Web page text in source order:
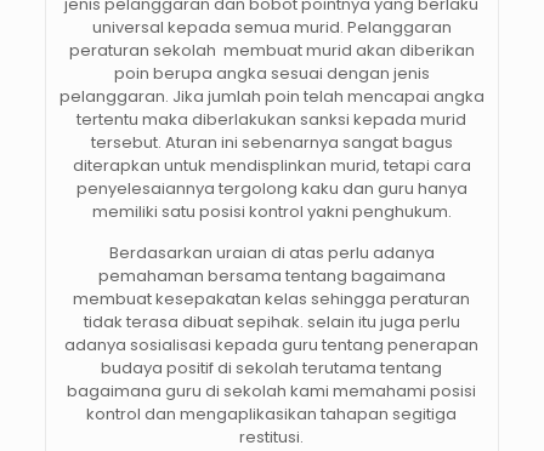
jenis pelanggaran dan bobot pointnya yang berlaku
universal kepada semua murid. Pelanggaran
peraturan sekolah membuat murid akan diberikan
poin berupa angka sesuai dengan jenis
pelanggaran. Jika jumlah poin telah mencapai angka
tertentu maka diberlakukan sanksi kepada murid
tersebut. Aturan ini sebenarnya sangat bagus
diterapkan untuk mendisplinkan murid, tetapi cara
penyelesaiannya tergolong kaku dan guru hanya
memiliki satu posisi kontrol yakni penghukum.
Berdasarkan uraian di atas perlu adanya
pemahaman bersama tentang bagaimana
membuat kesepakatan kelas sehingga peraturan
tidak terasa dibuat sepihak. selain itu juga perlu
adanya sosialisasi kepada guru tentang penerapan
budaya positif di sekolah terutama tentang
bagaimana guru di sekolah kami memahami posisi
kontrol dan mengaplikasikan tahapan segitiga
restitusi.